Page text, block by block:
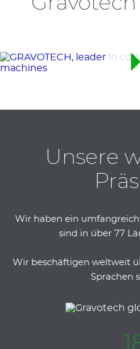
Unsere
Wir haben ein
sind in über 77
Wir beschäftigen weltweit
Sprachen